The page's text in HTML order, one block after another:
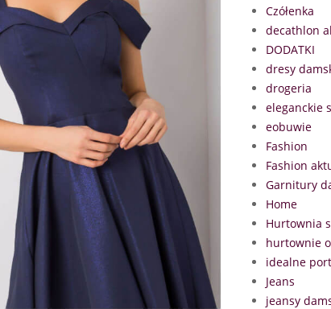
Czółenka
decathlon
DODATKI
dresy
drogeria
eleganckie
eobuwie
Fashion
Fashion
Garnitury
Home
Hurtownia
hurtownie
idealne
Jeans
jeansy